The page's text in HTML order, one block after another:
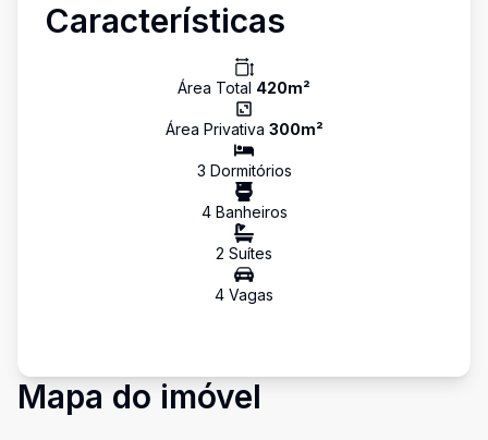
Características
Área Total 420m²
Área Privativa 300m²
3 Dormitórios
4Banheiros
2 Suítes
4 Vagas
Mapa do imóvel